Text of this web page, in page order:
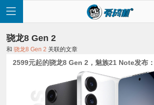
骁龙8 Gen 2
和骁龙8 Gen 2 关联的文章